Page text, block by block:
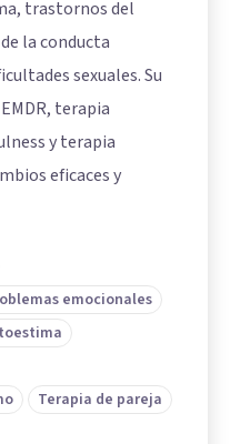
trastornos del
la conducta
sexuales. Su
terapia
y terapia
eficaces y
emocionales
Terapia de pareja